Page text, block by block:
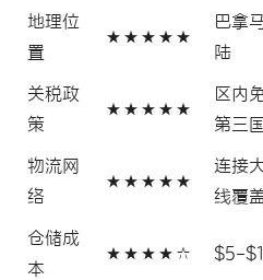
地理位
置
★★★★★
巴拿
陆
关税政
策
★★★★★
区内
第三
物流网
络
★★★★★
连接
线覆
仓储成
本
★★★★☆ $5-